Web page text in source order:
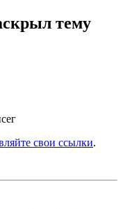
тему
свои ссылки.